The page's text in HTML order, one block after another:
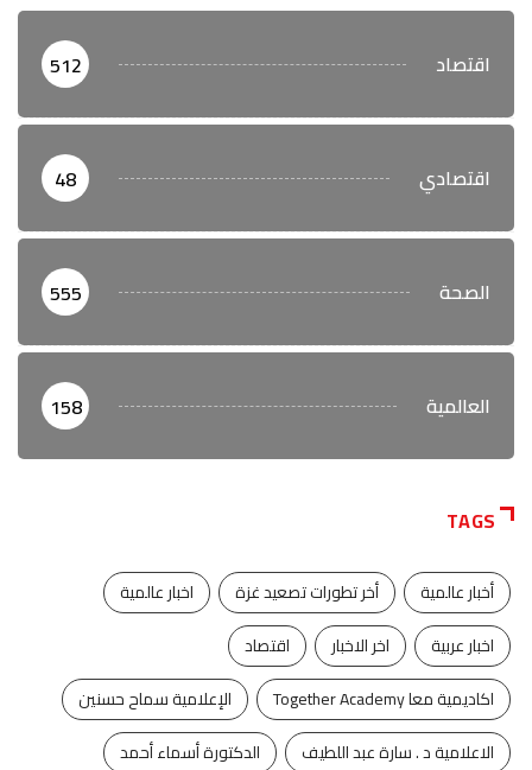
اقتصاد 512
اقتصادي 48
الصحة 555
العالمية 158
TAGS
أخبار عالمية أخر تطورات تصعيد غزة
اخبار عالمية
اخبار عربية
اخر الاخبار
اقتصاد
اكاديمية معا Together Academy
الإعلامية سماح حسنين
الاعلامية د . سارة عبد اللطيف
الدكتورة أسماء أحمد